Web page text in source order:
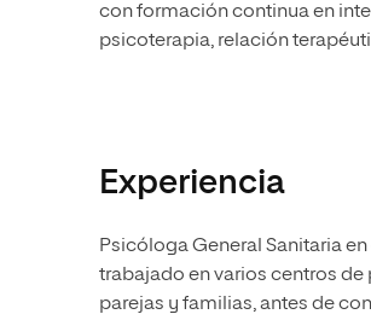
con formación continua en
psicoterapia, relación
Experiencia
Psicóloga General Sanitaria
trabajado en varios centros
parejas y familias, antes de